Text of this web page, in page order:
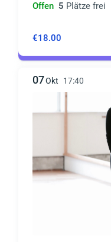
Offen 5 Plätze frei
€18.00
07Okt 17:40